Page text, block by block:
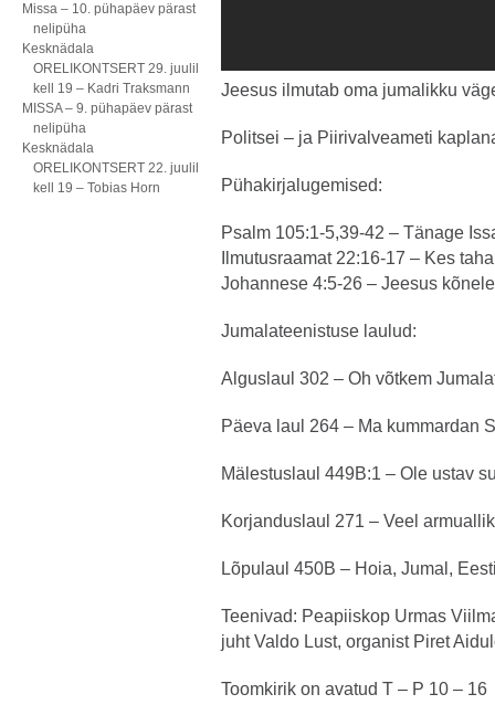
Missa – 10. pühapäev pärast
nelipüha
Kesknädala
ORELIKONTSERT 29. juulil
kell 19 – Kadri Traksmann
MISSA – 9. pühapäev pärast
nelipüha
Kesknädala
ORELIKONTSERT 22. juulil
kell 19 – Tobias Horn
Jeesus ilmutab oma jumalikku
Politsei – ja Piirivalveameti
Pühakirjalugemised:
Psalm 105:1-5,39-42 – Tänage
Ilmutusraamat 22:16-17 – Kes
Johannese 4:5-26 – Jeesus
Jumalateenistuse laulud:
Alguslaul 302 – Oh võtkem
Päeva laul 264 – Ma kummardan
Mälestuslaul 449B:1 – Ole ustav
Korjanduslaul 271 – Veel
Lõpulaul 450B – Hoia, Jumal,
Teenivad: Peapiiskop Urmas
juht Valdo Lust, organist Piret
Toomkirik on avatud T – P 10 – 16